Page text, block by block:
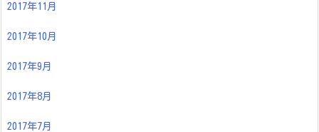
2017年11月
2017年10月
2017年9月
2017年8月
2017年7月